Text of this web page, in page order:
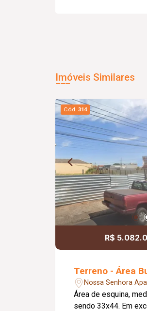
Imóveis Similares
Cód. 314
R$
Terreno - Área
Nossa Senhora
Uberlândia/MG
Área de esquina,
sendo 33x44. Em